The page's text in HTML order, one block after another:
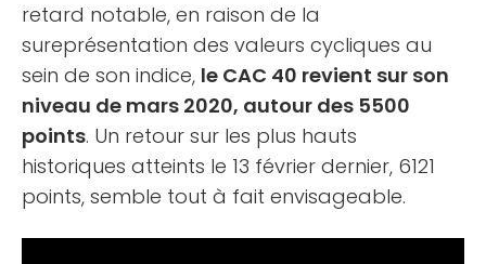
retard notable, en raison de la
sureprésentation des valeurs cycliques au
sein de son indice, le CAC 40 revient sur son
niveau de mars 2020, autour des 5500
points. Un retour sur les plus hauts
historiques atteints le 13 février dernier, 6121
points, semble tout à fait envisageable.